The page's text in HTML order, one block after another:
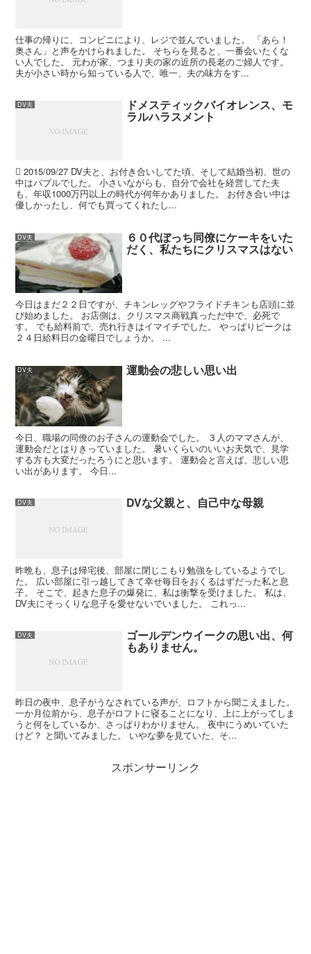
仕事の帰りに、コンビニにより、レジで並んでいました。 「あら！
奥さん」と声をかけられました。 そちらを見ると、一番会いたくな
い人でした。 元わが家、つまり夫の家の近所の長老のご婦人です。
夫が小さい時から知っている人で、唯一、夫の味方をす...
DV夫 ドメスティックバイオレンス、モ
ラルハラスメント
 2015/09/27 DV夫と、お付き合いしてた頃、そして結婚当初、世の
中はバブルでした。 小さいながらも、自分で会社を経営してた夫
も、年収1000万円以上の時代が何年かありました。 お付き合い中は
優しかったし、何でも買ってくれたし...
DV夫 ６０代ぼっち同僚にケーキをいた
だく、私たちにクリスマスはない
今日はまだ２２日ですが、チキンレッグやフライドチキンも店頭に並
び始めました。 お店側は、クリスマス商戦真っただ中で、必死で
す。 でも給料前で、売れ行きはイマイチでした。 やっぱりピークは
２４日給料日の金曜日でしょうか。 ...
DV夫 運動会の悲しい思い出
今日、職場の同僚のお子さんの運動会でした。 ３人のママさんが、
運動会だとはりきっていました。 暑いくらいのいいお天気で、見学
する方も大変だったろうにと思います。 運動会と言えば、悲しい思
い出があります。 今日...
DV夫 DVな父親と、自己中な母親
昨晩も、息子は帰宅後、部屋に閉じこもり勉強をしているようでし
た。 広い部屋に引っ越してきて幸せ毎日をおくるはずだった私と息
子。 そこで、起きた息子の爆発に、私は衝撃を受けました。 私は、
DV夫にそっくりな息子を愛せないでいました。 これっ...
DV夫 ゴールデンウイークの思い出、何
もありません。
昨日の夜中、息子がうなされている声が、ロフトから聞こえました。
一か月位前から、息子がロフトに寝ることになり、上に上がってしま
うと何をしているか、さっぱりわかりません。 夜中にうめいていた
けど？ と聞いてみました。 いやな夢を見ていた、そ...
スポンサーリンク